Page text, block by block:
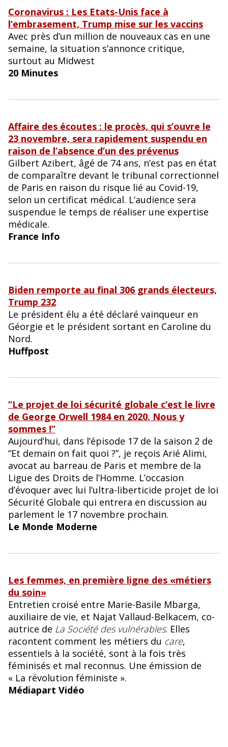
Coronavirus : Les Etats-Unis face à
l’embrasement, Trump mise sur les vaccins
Avec près d’un million de nouveaux cas en une
semaine, la situation s’annonce critique,
surtout au Midwest
20 Minutes
Affaire des écoutes : le procès, qui s’ouvre le
23 novembre, sera rapidement suspendu en
raison de l’absence d’un des prévenus
Gilbert Azibert, âgé de 74 ans, n’est pas en état
de comparaître devant le tribunal correctionnel
de Paris en raison du risque lié au Covid-19,
selon un certificat médical. L’audience sera
suspendue le temps de réaliser une expertise
médicale.
France Info
Biden remporte au final 306 grands électeurs,
Trump 232
Le président élu a été déclaré vainqueur en
Géorgie et le président sortant en Caroline du
Nord.
Huffpost
“Le projet de loi sécurité globale c’est le livre
de George Orwell 1984 en 2020. Nous y
sommes !”
Aujourd’hui, dans l’épisode 17 de la saison 2 de
“Et demain on fait quoi ?”, je reçois Arié Alimi,
avocat au barreau de Paris et membre de la
Ligue des Droits de l’Homme. L’occasion
d’évoquer avec lui l’ultra-liberticide projet de loi
Sécurité Globale qui entrera en discussion au
parlement le 17 novembre prochain.
Le Monde Moderne
Les femmes, en première ligne des «métiers
du soin»
Entretien croisé entre Marie-Basile Mbarga,
auxiliaire de vie, et Najat Vallaud-Belkacem, co-
autrice de La Société des vulnérables. Elles
racontent comment les métiers du care,
essentiels à la société, sont à la fois très
féminisés et mal reconnus. Une émission de
« La révolution féministe ».
Médiapart Vidéo